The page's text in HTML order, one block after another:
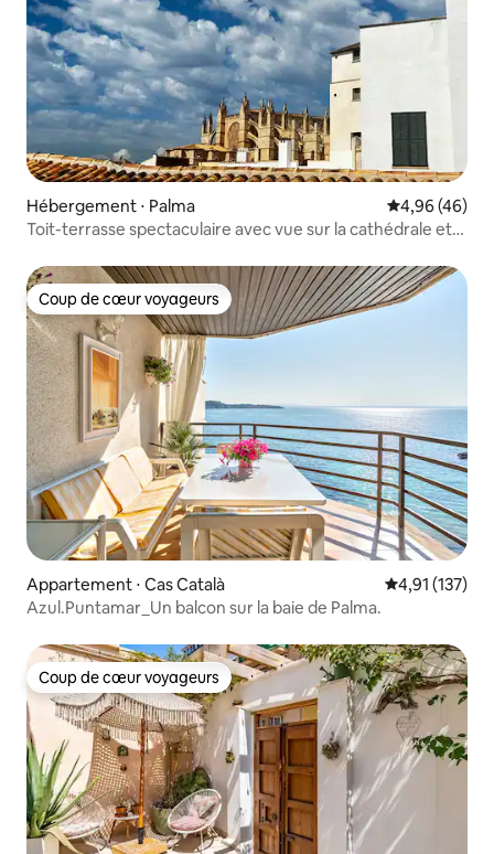
Hébergement ⋅ Palma Évaluation
4,96 (46)
Toit-terrasse spectaculaire avec vue sur la cathédrale et
Coup de cœur voyageurs
Coup de cœur voyageurs
Appartement ⋅ Cas Català Évaluation
4,91 (137)
Azul.Puntamar_Un balcon sur la baie de Palma.
Coup de cœur voyageurs
Coup de cœur voyageurs